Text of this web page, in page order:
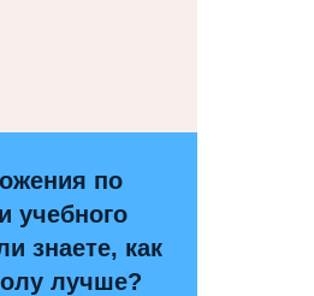
по
учебного
знаете, как
лучше?